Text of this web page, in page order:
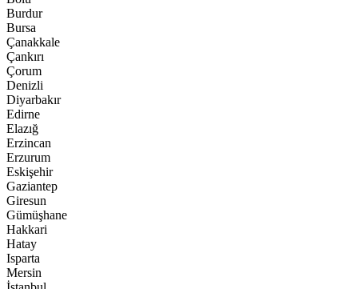
Burdur
Bursa
Çanakkale
Çankırı
Çorum
Denizli
Diyarbakır
Edirne
Elazığ
Erzincan
Erzurum
Eskişehir
Gaziantep
Giresun
Gümüşhane
Hakkari
Hatay
Isparta
Mersin